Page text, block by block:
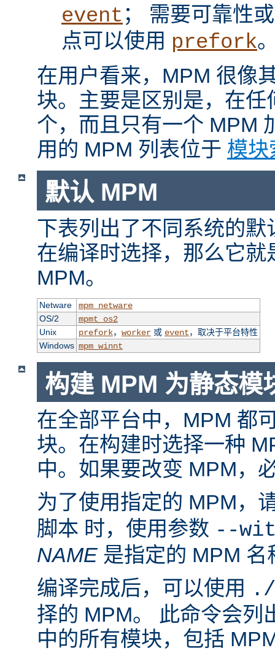
event ； 需要可靠性
点可以使用 prefork
在用户看来，MPM 很像
块。主要是区别是，在任
个，而且只有一个 MPM
用的 MPM 列表位于 模块
默认 MPM
下表列出了不同系统的默
在编译时选择，那么它就
MPM。
Netware
mpm_netware
OS/2
mpmt_os2
Unix
prefork， worker或 event，取决于平台特性
Windows mpm_winnt
构建 MPM 为静态模
在全部平台中，MPM 都
块。在构建时选择一种
中。如果要改变 MPM，
为了使用指定的 MPM，
脚本 时，使用参数 --
NAME 是指定的 MPM 名
编译完成后，可以使用
择的 MPM。 此命令会列
中的所有模块，包括